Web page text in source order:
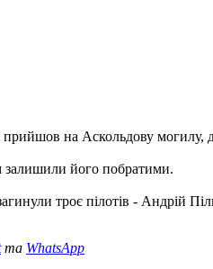
прийшов на Аскольдову могилу,
залишили його побратими.
троє пілотів - Андрій
та WhatsApp